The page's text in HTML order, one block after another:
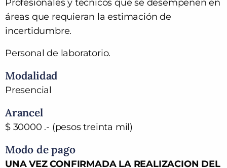
Profesionales y técnicos que se desempeñen en
áreas que requieran la estimación de
incertidumbre.
Personal de laboratorio.
Modalidad
Presencial
Arancel
$ 30000 .- (pesos treinta mil)
Modo de pago
UNA VEZ CONFIRMADA LA REALIZACION DEL